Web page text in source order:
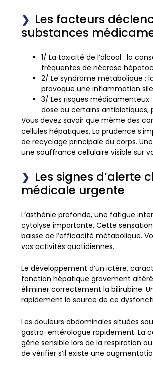
Les facteurs
substances
1/La toxicité de l’alcool : la
fréquentes de nécrose
2/Le syndrome métabolique :
provoque une inflammation
3/Les risques médicamenteux
dose ou certains
Vous devez savoir que même des
cellules hépatiques. La prudence
de recyclage principale du corps.
une souffrance cellulaire visible sur
Les signes d’alerte
médicale urgente
L’asthénie profonde, une fatigue
cytolyse importante. Cette
baisse de l’efficacité métabolique.
vos activités quotidiennes.
Le développement d’un ictère,
fonction hépatique gravement
éliminer correctement la bilirubine.
rapidement la source de ce
Les douleurs abdominales situées
gastro-entérologue rapidement. La
gêne sensible lors de la respiration
de vérifier s’il existe une